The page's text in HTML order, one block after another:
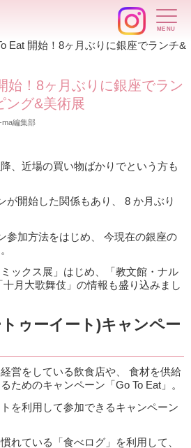
Eat 開始！8ヶ月ぶりに銀座でランチ&
始！8ヶ月ぶりに銀座でラン
ング&美術展
編集部
、近場の買い物ばかりでという方も
が開始した関係もあり、 8 か月ぶり
参加方法をはじめ、 今現在の銀座の
ックス展」はじめ、「教文館・ナル
月大歌舞伎」の情報も盛り込みまし
ゥーイート)キャンペー
営をしている飲食店や、 食材を供給
ためのキャンペーン「Go To Eat」。
を利用して参加できるキャンペーン
れている「食べログ」を利用して、